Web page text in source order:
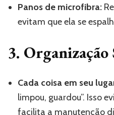
Panos de microfibra:
evitam que ela se
3.
Cada coisa em seu
limpou, guardou”. Isso
facilita a manutenção